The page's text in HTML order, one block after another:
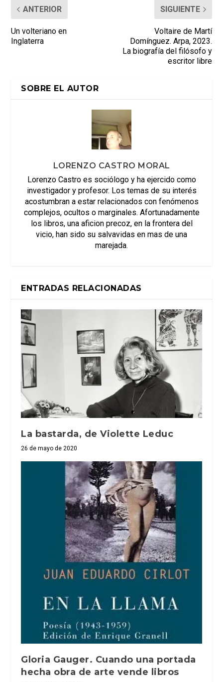
ANTERIOR
Un volteriano en
Inglaterra
SIGUIENTE
Voltaire de Martí
Domínguez. Arpa, 2023.
La biografía del filósofo y
escritor libre
SOBRE EL AUTOR
LORENZO CASTRO MORAL
Lorenzo Castro es sociólogo y ha ejercido como
investigador y profesor. Los temas de su interés
acostumbran a estar relacionados con fenómenos
complejos, ocultos o marginales. Afortunadamente
los libros, una aficion precoz, en la frontera del
vicio, han sido su salvavidas en mas de una
marejada.
ENTRADAS RELACIONADAS
La bastarda, de Violette Leduc
26 de mayo de 2020
Gloria Gauger. Cuando una portada
hecha obra de arte vende libros